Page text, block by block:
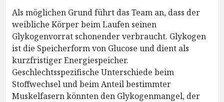
Als möglichen Grund führt das Team an, dass der
weibliche Körper beim Laufen seinen
Glykogenvorrat schonender verbraucht. Glykogen
ist die Speicherform von Glucose und dient als
kurzfristiger Energiespeicher.
Geschlechtsspezifische Unterschiede beim
Stoffwechsel und beim Anteil bestimmter
Muskelfasern könnten den Glykogenmangel, der